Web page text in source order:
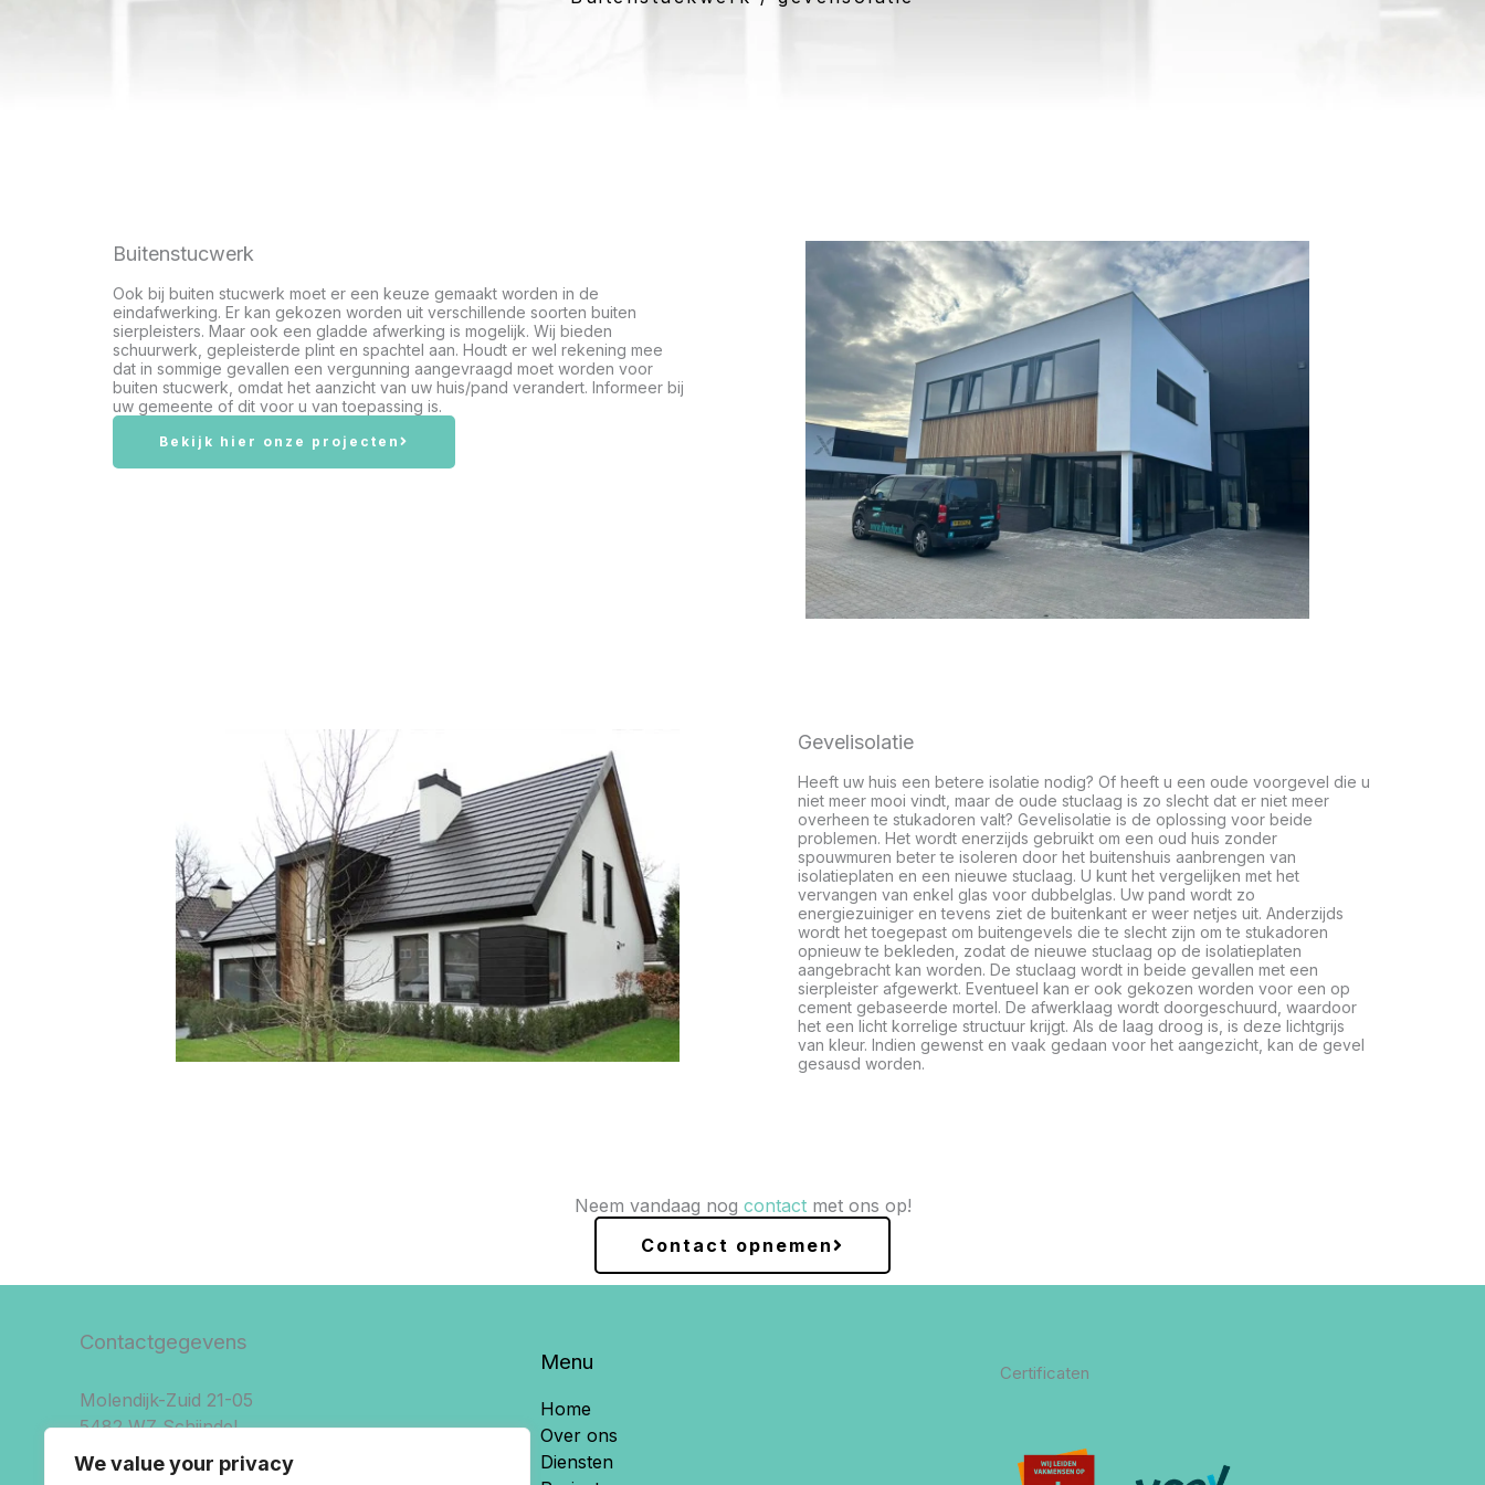
We value your privacy
Buitenstucwerk
Ook bij buiten stucwerk moet er een keuze gemaakt worden in de
eindafwerking. Er kan gekozen worden uit verschillende soorten buiten
sierpleisters. Maar ook een gladde afwerking is mogelijk. Wij bieden
schuurwerk, gepleisterde plint en spachtel aan. Houdt er wel rekening mee
dat in sommige gevallen een vergunning aangevraagd moet worden voor
buiten stucwerk, omdat het aanzicht van uw huis/pand verandert. Informeer bij
uw gemeente of dit voor u van toepassing is.
Bekijk hier onze projecten
Gevelisolatie
Heeft uw huis een betere isolatie nodig? Of heeft u een oude voorgevel die u
niet meer mooi vindt, maar de oude stuclaag is zo slecht dat er niet meer
overheen te stukadoren valt? Gevelisolatie is de oplossing voor beide
problemen. Het wordt enerzijds gebruikt om een oud huis zonder
spouwmuren beter te isoleren door het buitenshuis aanbrengen van
isolatieplaten en een nieuwe stuclaag. U kunt het vergelijken met het
vervangen van enkel glas voor dubbelglas. Uw pand wordt zo
energiezuiniger en tevens ziet de buitenkant er weer netjes uit. Anderzijds
wordt het toegepast om buitengevels die te slecht zijn om te stukadoren
opnieuw te bekleden, zodat de nieuwe stuclaag op de isolatieplaten
aangebracht kan worden. De stuclaag wordt in beide gevallen met een
sierpleister afgewerkt. Eventueel kan er ook gekozen worden voor een op
cement gebaseerde mortel. De afwerklaag wordt doorgeschuurd, waardoor
het een licht korrelige structuur krijgt. Als de laag droog is, is deze lichtgrijs
van kleur. Indien gewenst en vaak gedaan voor het aangezicht, kan de gevel
gesausd worden.
Neem vandaag nog contactmet ons op!
Contact opnemen
Contactgegevens
Molendijk-Zuid 21-05
5482 WZ Schijndel
06-55703270 (Rick)
06-54337319 (Dennis)
Menu
Home
Over ons
Diensten
Certificaten